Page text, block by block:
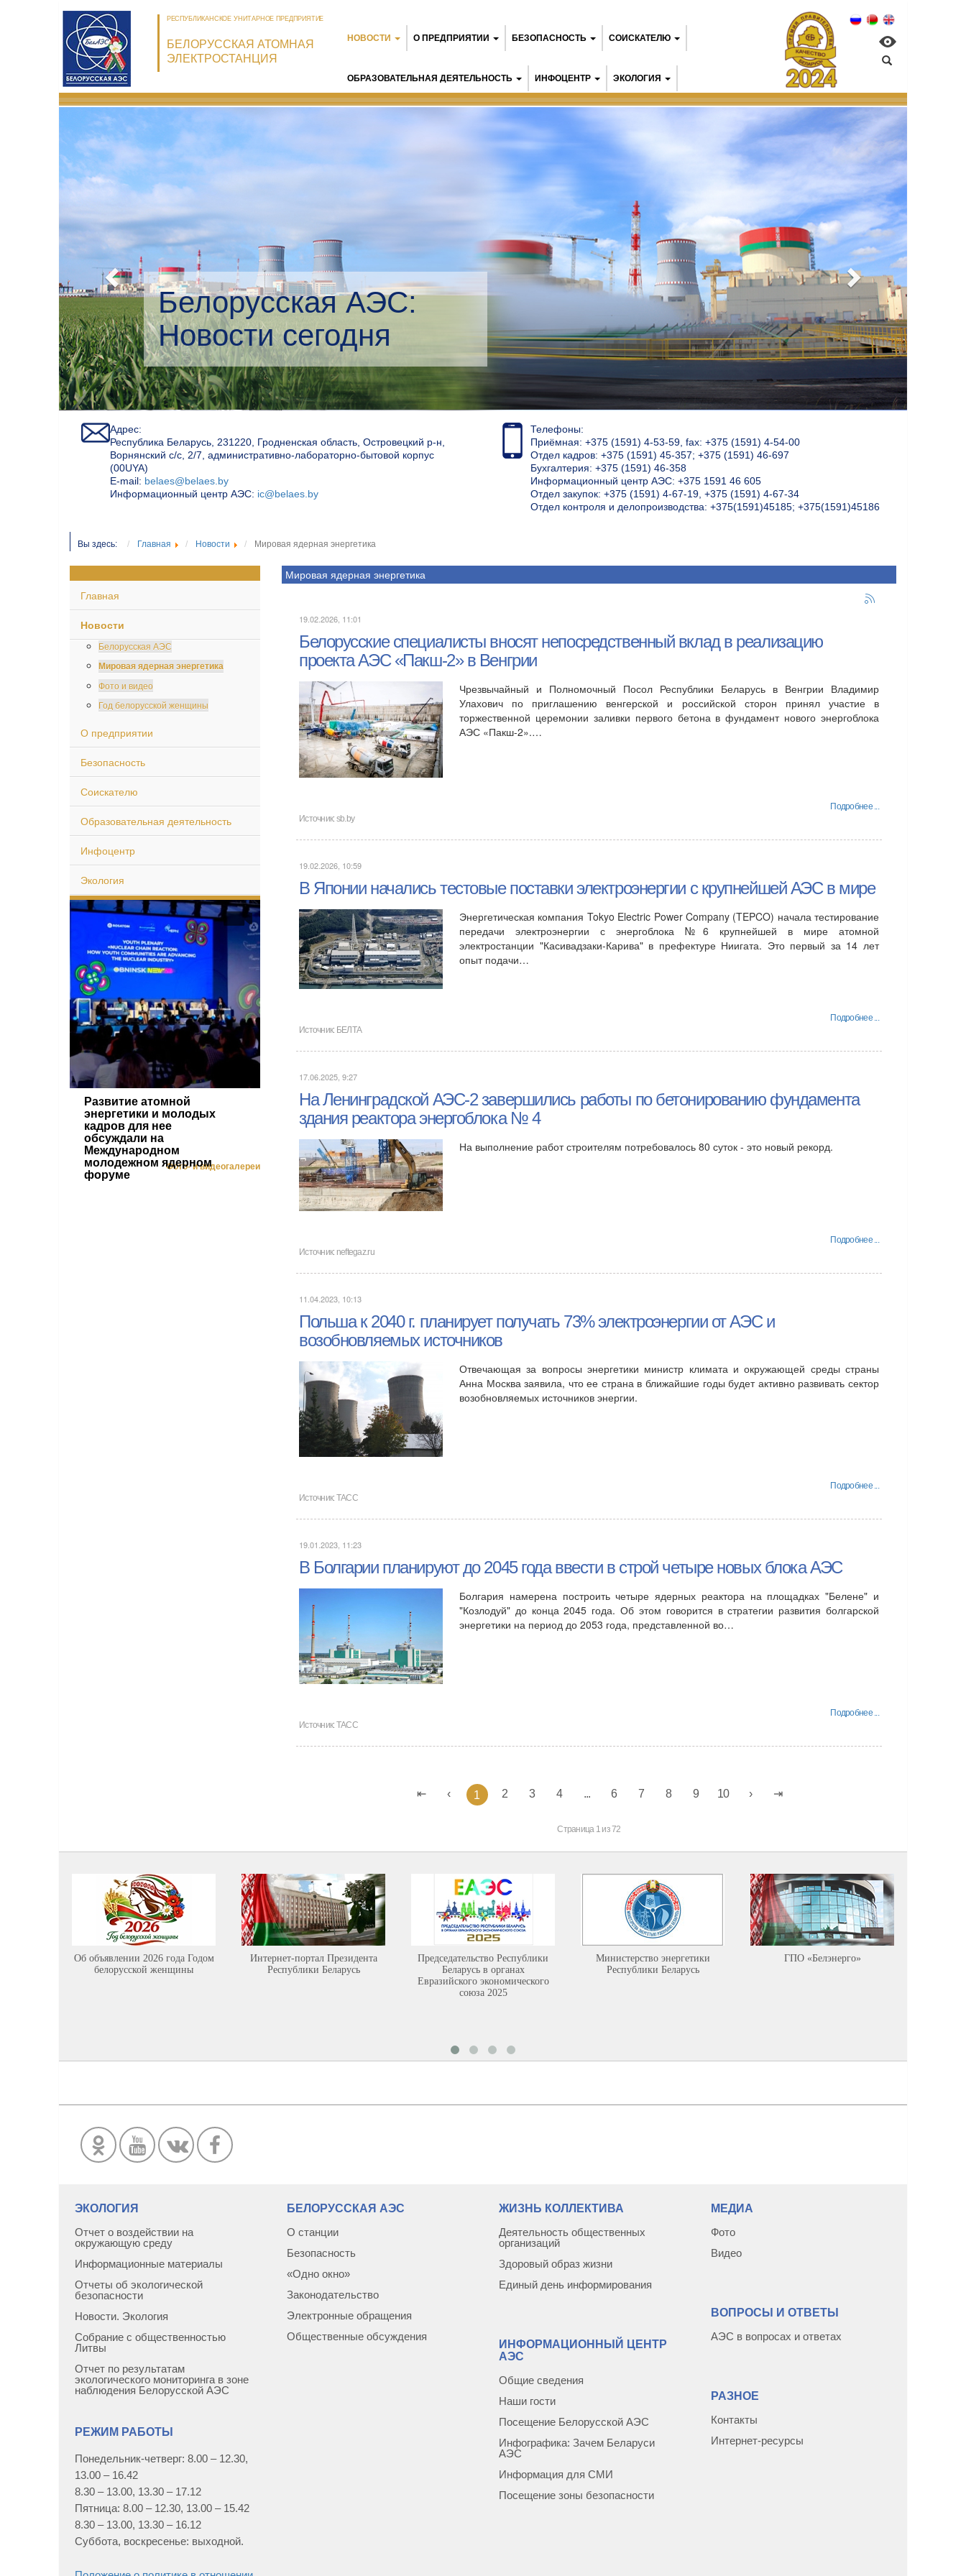
РЕСПУБЛИКАНСКОЕ УНИТАРНОЕ ПРЕДПРИЯТИЕ
БЕЛОРУССКАЯ АТОМНАЯ
ЭЛЕКТРОСТАНЦИЯ
НОВОСТИ О ПРЕДПРИЯТИИ БЕЗОПАСНОСТЬ СОИСКАТЕЛЮ
ОБРАЗОВАТЕЛЬНАЯ ДЕЯТЕЛЬНОСТЬ ИНФОЦЕНТР ЭКОЛОГИЯ
Белорусская АЭС:
Экологический менеджмент
Адрес:
Республика Беларусь, 231220, Гродненская область, Островецкий р-н,
Ворнянский с/с, 2/7, административно-лабораторно-бытовой корпус
(00UYA)
Е-mail: belaes@belaes.by
Информационный центр АЭС: ic@belaes.by
Телефоны:
Приёмная: +375 (1591) 4-53-59, fax: +375 (1591) 4-54-00
Отдел кадров: +375 (1591) 45-357; +375 (1591) 46-697
Бухгалтерия: +375 (1591) 46-358
Информационный центр АЭС: +375 1591 46 605
Отдел закупок: +375 (1591) 4-67-19, +375 (1591) 4-67-34
Отдел контроля и делопроизводства: +375(1591)45185; +375(1591)45186
Вы здесь: Главная Новости Мировая ядерная энергетика
Главная
Новости
Белорусская АЭС
Мировая ядерная энергетика
Фото и видео
Год белорусской женщины
О предприятии
Безопасность
Соискателю
Образовательная деятельность
Инфоцентр
Экология
Развитие атомной
энергетики и молодых
кадров для нее
обсуждали на
Международном
молодежном ядерном
форуме
Фото- и видеогалереи
Мировая ядерная энергетика
19.02.2026, 11:01
Белорусские специалисты вносят непосредственный вклад в реализацию
проекта АЭС «Пакш-2» в Венгрии
Чрезвычайный и Полномочный Посол Республики Беларусь в Венгрии Владимир
Улахович по приглашению венгерской и российской сторон принял участие в
торжественной церемонии заливки первого бетона в фундамент нового энергоблока
АЭС «Пакш-2».…
Подробнее ...
Источник:sb.by
19.02.2026, 10:59
В Японии начались тестовые поставки электроэнергии с крупнейшей АЭС в мире
Энергетическая компания Tokyo Electric Power Company (TEPCO) начала тестирование
передачи электроэнергии с энергоблока №6 крупнейшей в мире атомной
электростанции "Касивадзаки-Карива" в префектуре Ниигата. Это первый за 14 лет
опыт подачи…
Подробнее ...
Источник: БЕЛТА
17.06.2025, 9:27
На Ленинградской АЭС-2 завершились работы по бетонированию фундамента
здания реактора энергоблока № 4
На выполнение работ строителям потребовалось 80 суток - это новый рекорд.
Подробнее ...
Источник: neftegaz.ru
11.04.2023, 10:13
Польша к 2040 г. планирует получать 73% электроэнергии от АЭС и
возобновляемых источников
Отвечающая за вопросы энергетики министр климата и окружающей среды страны
Анна Москва заявила, что ее страна в ближайшие годы будет активно развивать сектор
возобновляемых источников энергии.
Подробнее ...
Источник:ТАСС
19.01.2023, 11:23
В Болгарии планируют до 2045 года ввести в строй четыре новых блока АЭС
Болгария намерена построить четыре ядерных реактора на площадках "Белене" и
"Козлодуй" до конца 2045 года. Об этом говорится в стратегии развития болгарской
энергетики на период до 2053 года, представленной во…
Подробнее ...
Источник:ТАСС
1 2 3 4 6 7 8 9 10
Страница 1 из 72
Об объявлении 2026 года Годом
белорусской женщины
Интернет-портал Президента
Республики Беларусь
Председательство Республики
Беларусь в органах
Евразийского экономического
союза 2025
Министерство энергетики
Республики Беларусь
ГПО «Белэнерго»
ЭКОЛОГИЯ
Отчет о воздействии на
окружающую среду
Информационные материалы
Отчеты об экологической
безопасности
Новости. Экология
Собрание с общественностью
Литвы
Отчет по результатам
экологического мониторинга в зоне
наблюдения Белорусской АЭС
РЕЖИМ РАБОТЫ
Понедельник-четверг: 8.00 – 12.30,
13.00 – 16.42
8.30 – 13.00, 13.30 – 17.12
Пятница: 8.00 – 12.30, 13.00 – 15.42
8.30 – 13.00, 13.30 – 16.12
Суббота, воскресенье: выходной.
БЕЛОРУССКАЯ АЭС
О станции
Безопасность
«Одно окно»
Законодательство
Электронные обращения
Общественные обсуждения
ЖИЗНЬ КОЛЛЕКТИВА
Деятельность общественных
организаций
Здоровый образ жизни
Единый день информирования
ИНФОРМАЦИОННЫЙ ЦЕНТР
АЭС
Общие сведения
Наши гости
Посещение Белорусской АЭС
Инфографика: Зачем Беларуси
АЭС
Информация для СМИ
Посещение зоны безопасности
МЕДИА
Фото
Видео
ВОПРОСЫ И ОТВЕТЫ
АЭС в вопросах и ответах
РАЗНОЕ
Контакты
Интернет-ресурсы